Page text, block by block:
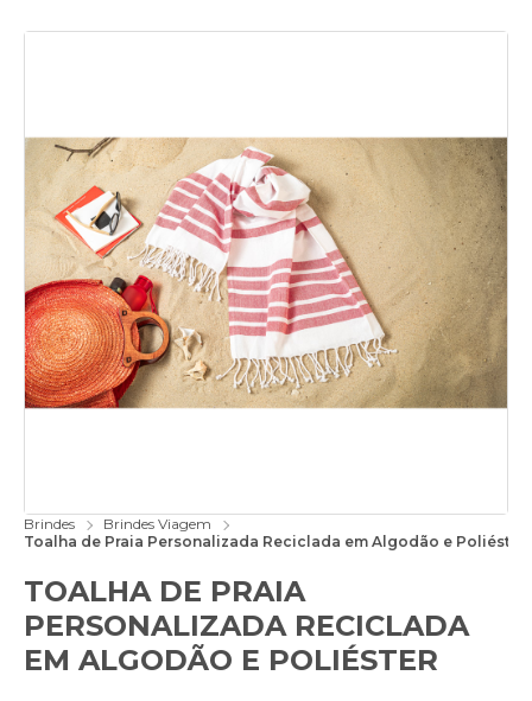
Brindes
Brindes Viagem
Toalha de Praia Personalizada Reciclada em Algodão e Poliéster
TOALHA DE PRAIA
PERSONALIZADA RECICLADA
EM ALGODÃO E POLIÉSTER